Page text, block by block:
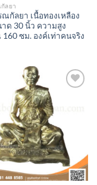
ลยา
ณกัลยา เนื้อทองเหลือง
ด 30 นิ้ว ความสูง
ซม. องค์เท่าคนจริง